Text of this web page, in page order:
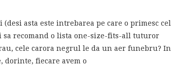
asta este intrebarea pe care o primesc cel
sa recomand o lista one-size-fits-all tuturor
cele carora negrul le da un aer funebru? In
dorinte, fiecare avem o